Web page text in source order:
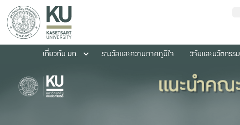
เกี่ยวกับ มก.
รางวัลและความภาคภูมิใจ วิจัยและนวัตกรรม